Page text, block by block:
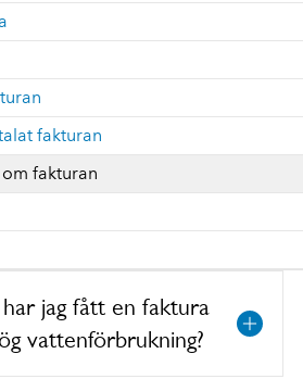
fakturan
fakturan
jag fått en faktura
vattenförbrukning?